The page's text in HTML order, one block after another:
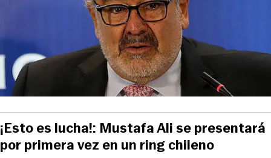
¡Esto es lucha!: Mustafa Ali se presentará
por primera vez en un ring chileno